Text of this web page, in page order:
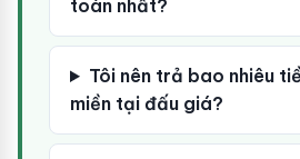
toàn nhất?
Tôi nên trả bao nhiêu
miền tại đấu giá?